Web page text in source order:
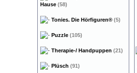
Hause (58)
Tonies. Die Hörfiguren® (5)
Puzzle (105)
Therapie-/ Handpuppen (21)
Plüsch (91)